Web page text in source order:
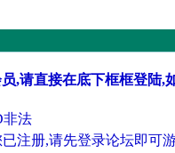
,请直接在底下框框登陆,
非法
注册,请先登录论坛即可